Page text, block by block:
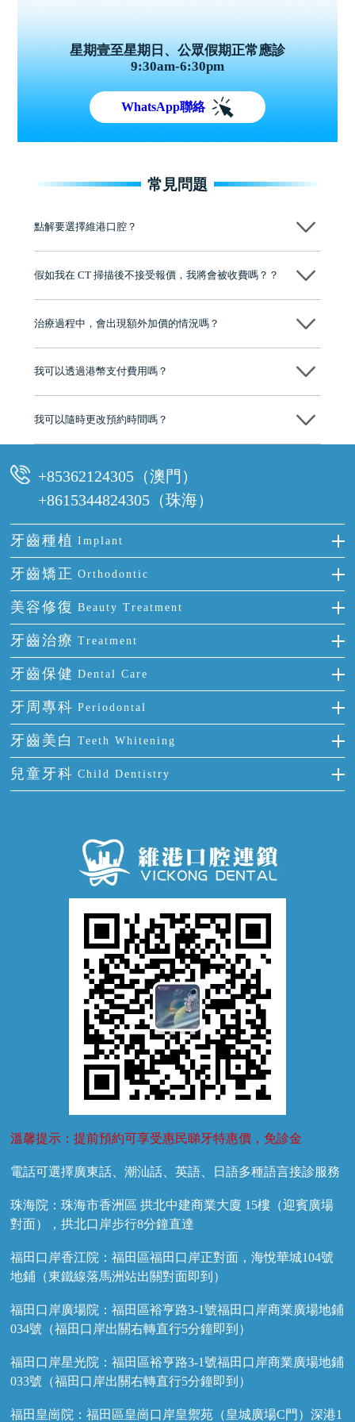
星期壹至星期日、公眾假期正常應診
9:30am-6:30pm
WhatsApp聯絡
常見問題
點解要選擇維港口腔？
牌」、「2025香港企業領袖品牌」，是諾貝爾種植系統全球放心植牙中
至今已服務超過三十個國家和地區的顧客，受到粵港澳大灣區及周邊城
有咨詢及服務保障中心，有任何問題都可以隨時預約免費咨詢，讓人十
假如我在 CT 掃描後不接受報價，我將會被收費嗎？？
治療過程中，會出現額外加價的情況嗎？
我可以透過港幣支付費用嗎？
可以。維港口腔會按照當日匯率轉算收取費用，而匯率會及時告知客人
我可以隨時更改預約時間嗎？
+85362124305（澳門）
+8615344824305（珠海）
牙齒種植 Implant
種牙
單顆牙缺失
門牙缺失
多顆牙缺失
半口缺失
全口缺失
牙齒矯正 Orthodontic
隱形箍牙
前牙反頜
牙齒擁擠
牙齒前突
牙齒稀疏
美容修復 Beauty Treatment
全瓷牙
烤瓷牙
氟斑牙
四環素牙
活動假牙
牙貼面
牙齒治療 Treatment
補牙
智齒
根管治療
拔牙
牙痛
牙齒保健 Dental Care
正確刷牙
全國愛牙日
預防牙病
牙科通識
牙周專科 Periodontal
牙周炎
牙齦出血
牙齦炎
牙齦萎縮
牙齒美白 Teeth Whitening
冷光美白
兒童牙科 Child Dentistry
溫馨提示：提前預約可享受惠民睇牙特惠價，免診金
電話可選擇廣東話、潮汕話、英語、日語多種語言接診服務
珠海院：珠海市香洲區 拱北中建商業大廈 15樓（迎賓廣場
對面），拱北口岸步行8分鐘直達
福田口岸香江院：福田區福田口岸正對面，海悅華城104號
地鋪（東鐵線落馬洲站出關對面即到）
福田口岸廣場院：福田區裕亨路3-1號福田口岸商業廣場地鋪
034號（福田口岸出關右轉直行5分鐘即到）
福田口岸星光院：福田區裕亨路3-1號福田口岸商業廣場地鋪
033號（福田口岸出關右轉直行5分鐘即到）
福田皇崗院：福田區皇崗口岸皇禦苑（皇城廣場C門）深港1